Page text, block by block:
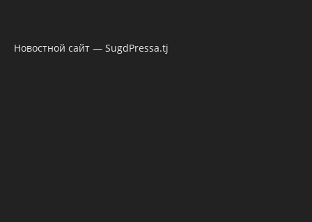
Новостной сайт — SugdPressa.tj